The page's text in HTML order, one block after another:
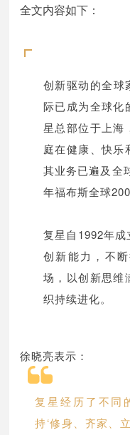
全文内容如下：
创新驱动的全
际已成为全球化
星总部位于上海
庭在健康、快乐
其业务已遍及全
年福布斯全球
复星自1992年
创新能力，不
场，以创新思维
织持续进化。
徐晓亮表示：
复星经历了不同
持‘修身、齐家、